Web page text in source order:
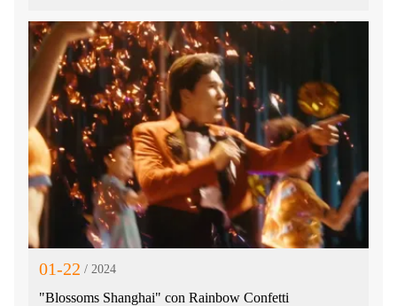
voz metálica, llevándonos a un reino mágico de la música. Sus
melodías, parecidas a las estrellas más brillantes del profundo
cielo nocturno, guían a las almas perdidas hacia el puerto de
sus corazones.
01-22 / 2024
"Blossoms Shanghai" con Rainbow Confetti